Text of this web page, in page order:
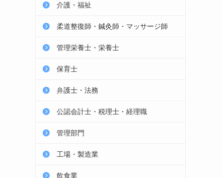
介護・福祉
柔道整復師・鍼灸師・マッサージ師
管理栄養士・栄養士
保育士
弁護士・法務
公認会計士・税理士・経理職
管理部門
工場・製造業
飲食業